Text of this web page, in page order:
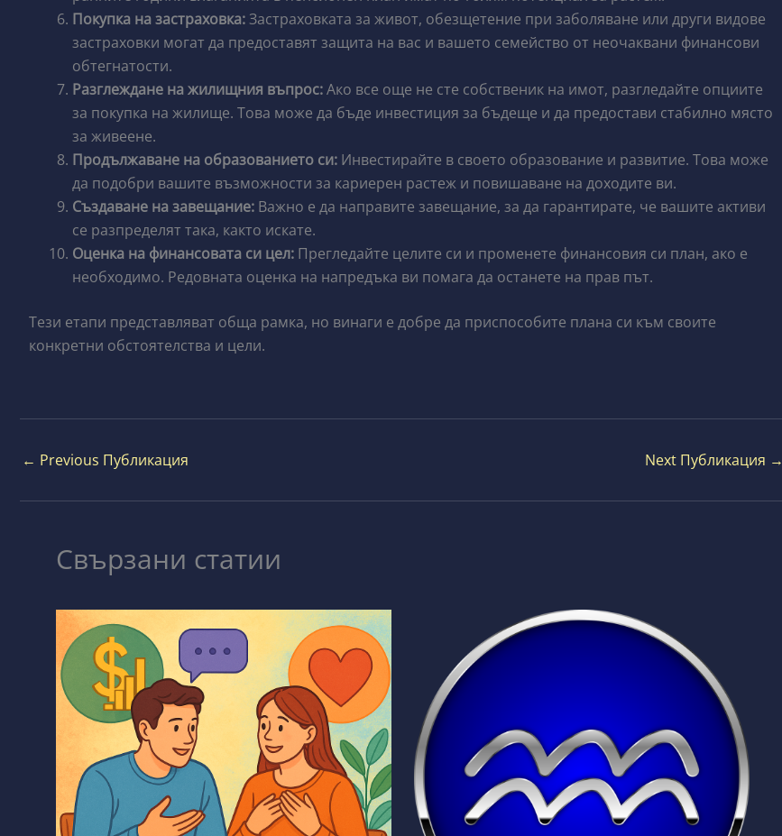
Покупка на застраховка:Застраховката за живот, обезщетение при заболяване или други видове
застраховки могат да предоставят защита на вас и вашето семейство от неочаквани финансови
обтегнатости.
Разглеждане на жилищния въпрос:Ако все още не сте собственик на имот, разгледайте опциите
за покупка на жилище. Това може да бъде инвестиция за бъдеще и да предостави стабилно място
за живеене.
Продължаване на образованието си: Инвестирайте в своето образование и развитие. Това може
да подобри вашите възможности за кариерен растеж и повишаване на доходите ви.
Създаване на завещание: Важно е да направите завещание, за да гарантирате, че вашите активи
се разпределят така, както искате.
Оценка на финансовата си цел: Прегледайте целите си и променете финансовия си план, ако е
необходимо. Редовната оценка на напредъка ви помага да останете на прав път.
Тези етапи представляват обща рамка, но винаги е добре да приспособите плана си към своите
конкретни обстоятелства и цели.
← Previous Публикация Next Публикация →
Свързани статии